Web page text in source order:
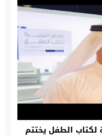
لكتاب الطفل يختتم